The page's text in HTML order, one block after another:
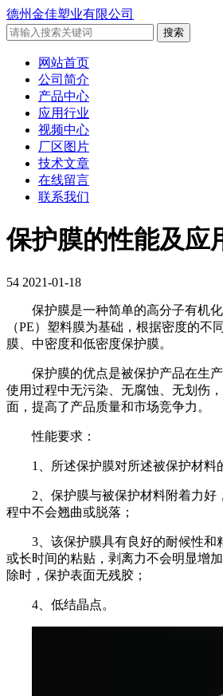
德州金佳塑业有限公司
网站首页
公司简介
产品中心
应用行业
视频中心
厂区图片
技术文章
在线留言
联系我们
保护膜的性能及应
54 2021-01-18
保护膜是一种简单的高分子有机
（PE）塑料膜为基础，根据密度的不
膜、中密度和低密度保护膜。
保护膜的优点是被保护产品在生
使用过程中无污染、无腐蚀、无划伤
面，提高了产品质量和市场竞争力。
性能要求：
1、所述保护膜对所述被保护材料
2、保护膜与被保护材料附着力好
程中不会翘曲或脱落；
3、该保护膜具有良好的耐候性和
或长时间的粘贴，剥离力不会明显增
除时，保护表面无残胶；
4、低结晶点。